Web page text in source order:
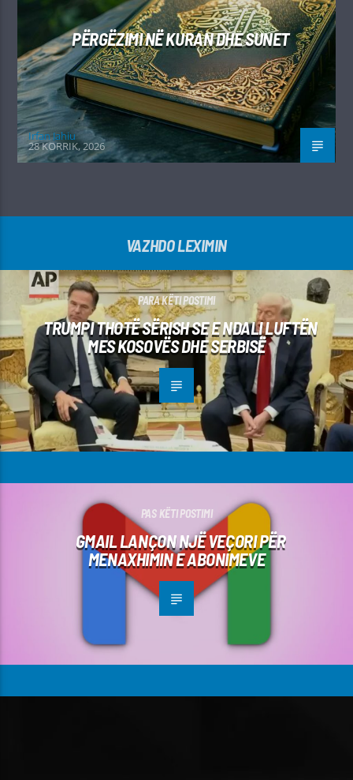
PËRGËZIMI NË KURAN DHE SUNET
Irfan Jahiu
28 KORRIK, 2026
VAZHDO LEXIMIN
PARA KËTI POSTIMI
TRUMPI THOTË SËRISH SE E NDALI LUFTËN
MES KOSOVËS DHE SERBISË
PAS KËTI POSTIMI
GMAIL LANÇON NJË VEÇORI PËR
MENAXHIMIN E ABONIMEVE